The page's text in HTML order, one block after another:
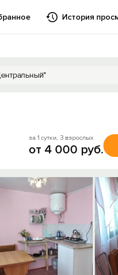
История
за 1 сутки, 3 взрослых
от 4 000 руб.